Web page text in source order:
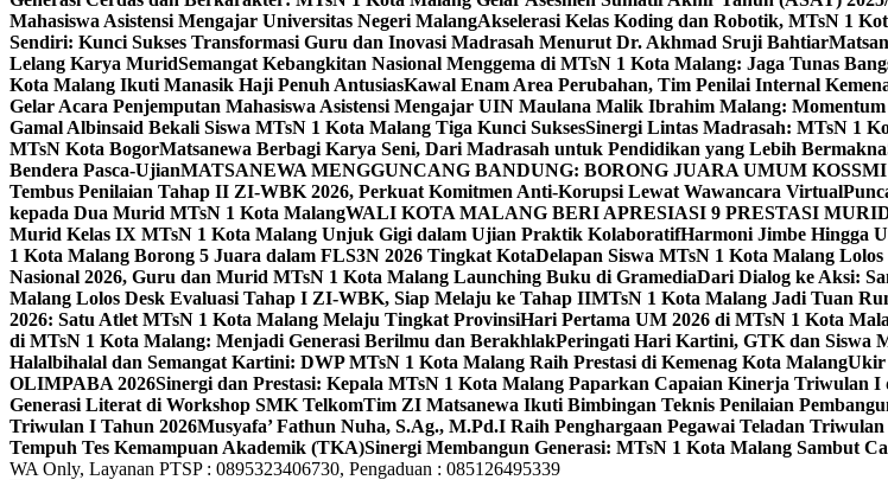
Mahasiswa Asistensi Mengajar Universitas Negeri MalangAkselerasi Kelas Koding dan Robotik, MTsN 1
Sendiri: Kunci Sukses Transformasi Guru dan Inovasi Madrasah Menurut Dr. Akhmad Sruji Bahtiar
Lelang Karya MuridSemangat Kebangkitan Nasional Menggema di MTsN 1 Kota Malang: Jaga Tunas
Kota Malang Ikuti Manasik Haji Penuh AntusiasKawal Enam Area Perubahan, Tim Penilai Internal
Gelar Acara Penjemputan Mahasiswa Asistensi Mengajar UIN Maulana Malik Ibrahim Malang:
Gamal Albinsaid Bekali Siswa MTsN 1 Kota Malang Tiga Kunci SuksesSinergi Lintas Madrasah: MTsN 1
MTsN Kota BogorMatsanewa Berbagi Karya Seni, Dari Madrasah untuk Pendidikan yang Lebih Bermakna
Bendera Pasca-UjianMATSANEWA MENGGUNCANG BANDUNG: BORONG JUARA UMUM
Tembus Penilaian Tahap II ZI-WBK 2026, Perkuat Komitmen Anti-Korupsi Lewat Wawancara Virtual
kepada Dua Murid MTsN 1 Kota MalangWALI KOTA MALANG BERI APRESIASI 9 PRESTASI
Murid Kelas IX MTsN 1 Kota Malang Unjuk Gigi dalam Ujian Praktik KolaboratifHarmoni Jimbe Hingga
1 Kota Malang Borong 5 Juara dalam FLS3N 2026 Tingkat KotaDelapan Siswa MTsN 1 Kota Malang
Nasional 2026, Guru dan Murid MTsN 1 Kota Malang Launching Buku di GramediaDari Dialog ke Aksi:
Malang Lolos Desk Evaluasi Tahap I ZI-WBK, Siap Melaju ke Tahap IIMTsN 1 Kota Malang Jadi Tuan
2026: Satu Atlet MTsN 1 Kota Malang Melaju Tingkat ProvinsiHari Pertama UM 2026 di MTsN 1 Kota
di MTsN 1 Kota Malang: Menjadi Generasi Berilmu dan BerakhlakPeringati Hari Kartini, GTK dan Siswa
Halalbihalal dan Semangat Kartini: DWP MTsN 1 Kota Malang Raih Prestasi di Kemenag Kota MalangUkir
OLIMPABA 2026Sinergi dan Prestasi: Kepala MTsN 1 Kota Malang Paparkan Capaian Kinerja Triwulan I
Generasi Literat di Workshop SMK TelkomTim ZI Matsanewa Ikuti Bimbingan Teknis Penilaian
Triwulan I Tahun 2026Musyafa’ Fathun Nuha, S.Ag., M.Pd.I Raih Penghargaan Pegawai Teladan
Tempuh Tes Kemampuan Akademik (TKA)Sinergi Membangun Generasi: MTsN 1 Kota Malang Sambut
WA Only, Layanan PTSP : 0895323406730, Pengaduan : 085126495339